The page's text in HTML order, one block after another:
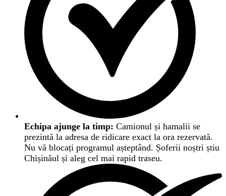
Echipa ajunge la timp: Camionul și hamalii se
prezintă la adresa de ridicare exact la ora rezervată.
Nu vă blocați programul așteptând. Șoferii noștri știu
Chișinăul și aleg cel mai rapid traseu.